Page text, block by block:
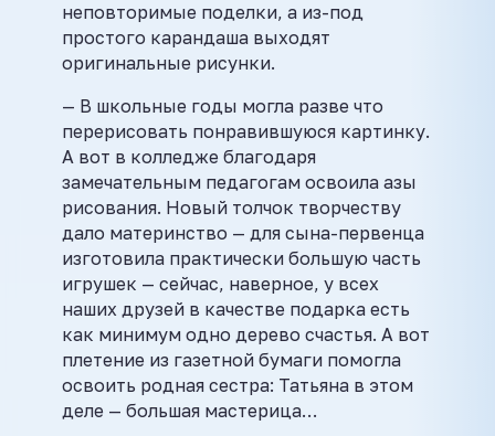
неповторимые поделки, а из-под
простого карандаша выходят
оригинальные рисунки.
— В школьные годы могла разве что
перерисовать понравившуюся картинку.
А вот в колледже благодаря
замечательным педагогам освоила азы
рисования. Новый толчок творчеству
дало материнство — для сына-первенца
изготовила практически большую часть
игрушек — сейчас, наверное, у всех
наших друзей в качестве подарка есть
как минимум одно дерево счастья. А вот
плетение из газетной бумаги помогла
освоить родная сестра: Татьяна в этом
деле — большая мастерица…